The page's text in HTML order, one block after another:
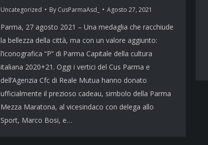
Uncategorized By CusParmaAsd_ Agosto 27, 2021
Parma, 27 agosto 2021 – Una medaglia che racchiude
la bellezza della città, ma con un valore aggiunto:
l’iconografica “P” di Parma Capitale della cultura
italiana 2020+21. Oggi i vertici del Cus Parma e
dell’Agenzia Cfc di Reale Mutua hanno donato
ufficialmente il prezioso cadeau, simbolo della Parma
Mezza Maratona, al vicesindaco con delega allo
Sport, Marco Bosi, e…